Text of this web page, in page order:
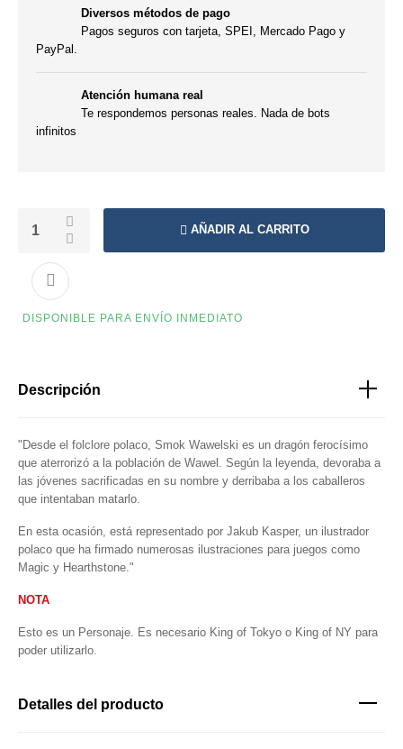
Diversos métodos de pago
Pagos seguros con tarjeta, SPEI, Mercado Pago y
PayPal.
Atención humana real
Te respondemos personas reales. Nada de bots
infinitos
AÑADIR AL CARRITO
DISPONIBLE PARA ENVÍO INMEDIATO
Descripción
"Desde el folclore polaco, Smok Wawelski es un dragón ferocísimo
que aterrorizó a la población de Wawel. Según la leyenda, devoraba a
las jóvenes sacrificadas en su nombre y derribaba a los caballeros
que intentaban matarlo.
En esta ocasión, está representado por Jakub Kasper, un ilustrador
polaco que ha firmado numerosas ilustraciones para juegos como
Magic y Hearthstone."
NOTA
Esto es un Personaje. Es necesario King of Tokyo o King of NY para
poder utilizarlo.
Detalles del producto